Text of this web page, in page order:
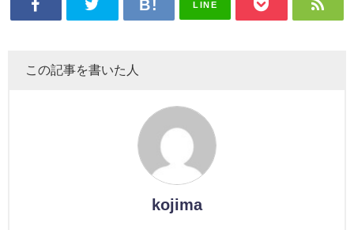
LINE
この記事を書いた人
kojima